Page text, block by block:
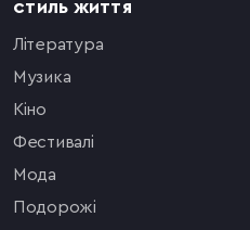
СТИЛЬ ЖИТТЯ
література
музика
кіно
фестивалі
мода
подорожі